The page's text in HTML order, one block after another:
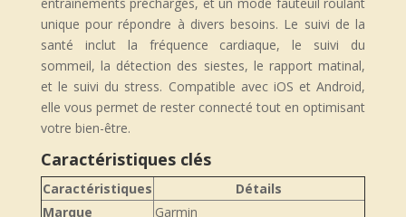
entraînements préchargés, et un mode fauteuil roulant
unique pour répondre à divers besoins. Le suivi de la
santé inclut la fréquence cardiaque, le suivi du
sommeil, la détection des siestes, le rapport matinal,
et le suivi du stress. Compatible avec iOS et Android,
elle vous permet de rester connecté tout en optimisant
votre bien-être.
Caractéristiques clés
Caractéristiques
Détails
Marque
Garmin